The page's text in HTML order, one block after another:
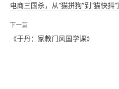
电商三国杀，从“猫拼狗”到“猫快抖
下一篇
《于丹：家教门风国学课》